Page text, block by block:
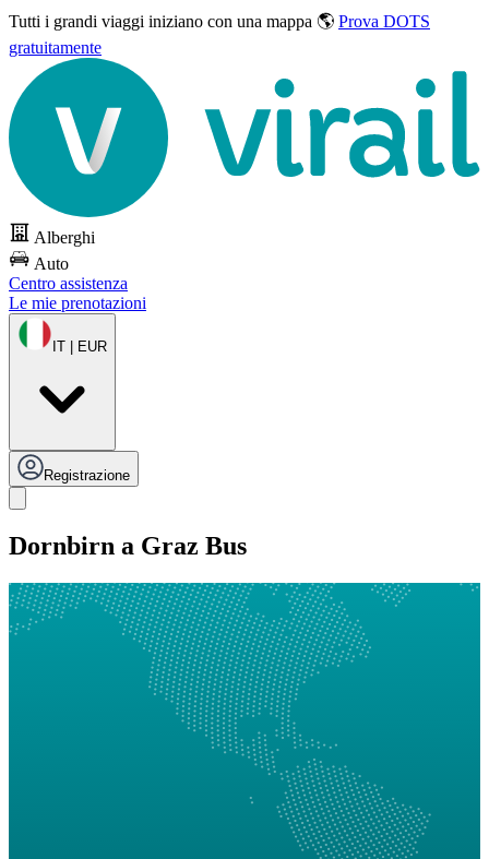
Tutti i grandi viaggi iniziano con una mappa 🌎 Prova DOTS
gratuitamente
Alberghi
Auto
Centro assistenza
Le mie prenotazioni
IT | EUR
Registrazione
Dornbirn a Graz Bus